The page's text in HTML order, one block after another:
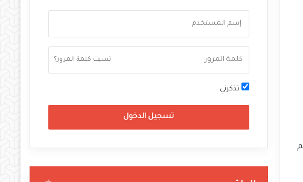
نسيت كلمة المرور؟
تذكرني
تسجيل الدخول